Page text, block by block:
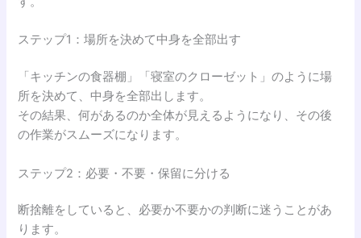
ステップ1：場所を決めて中身を全部出す
「キッチンの食器棚」「寝室のクローゼット」のように場
所を決めて、中身を全部出します。
その結果、何があるのか全体が見えるようになり、その後
の作業がスムーズになります。
ステップ2：必要・不要・保留に分ける
断捨離をしていると、必要か不要かの判断に迷うことがあ
ります。